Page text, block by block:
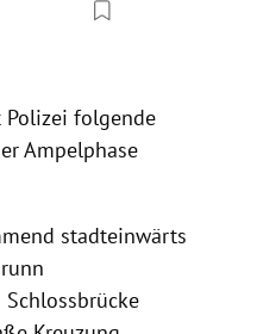
folgende
Ampelphase
stadteinwärts